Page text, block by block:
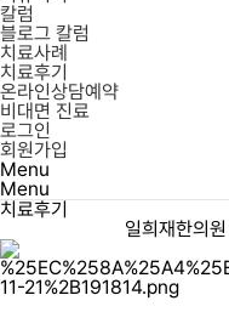
칼럼
블로그 칼럼
치료사례
치료후기
온라인상담예약
비대면 진료
로그인
회원가입
Menu
Menu
치료후기
일희재한의
세종시한의원,
나성동한의원,
새롬동한의원,
한솔동한의원,
다정동한의원,
종촌동한의원,
아름동한의원,
도담동한의원,
어진동한의원,
보람동한의원,
소담동한의원,
대평동한의원,
반곡동한의원,
해밀동한의원,